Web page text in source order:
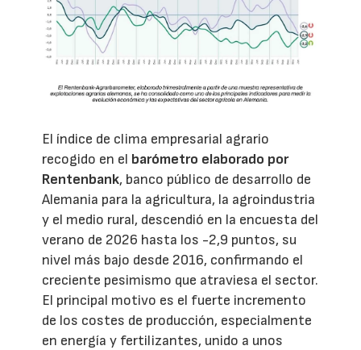
El índice de clima empresarial agrario
recogido en el barómetro elaborado por
Rentenbank, banco público de desarrollo de
Alemania para la agricultura, la agroindustria
y el medio rural, descendió en la encuesta del
verano de 2026 hasta los -2,9 puntos, su
nivel más bajo desde 2016, confirmando el
creciente pesimismo que atraviesa el sector.
El principal motivo es el fuerte incremento
de los costes de producción, especialmente
en energía y fertilizantes, unido a unos